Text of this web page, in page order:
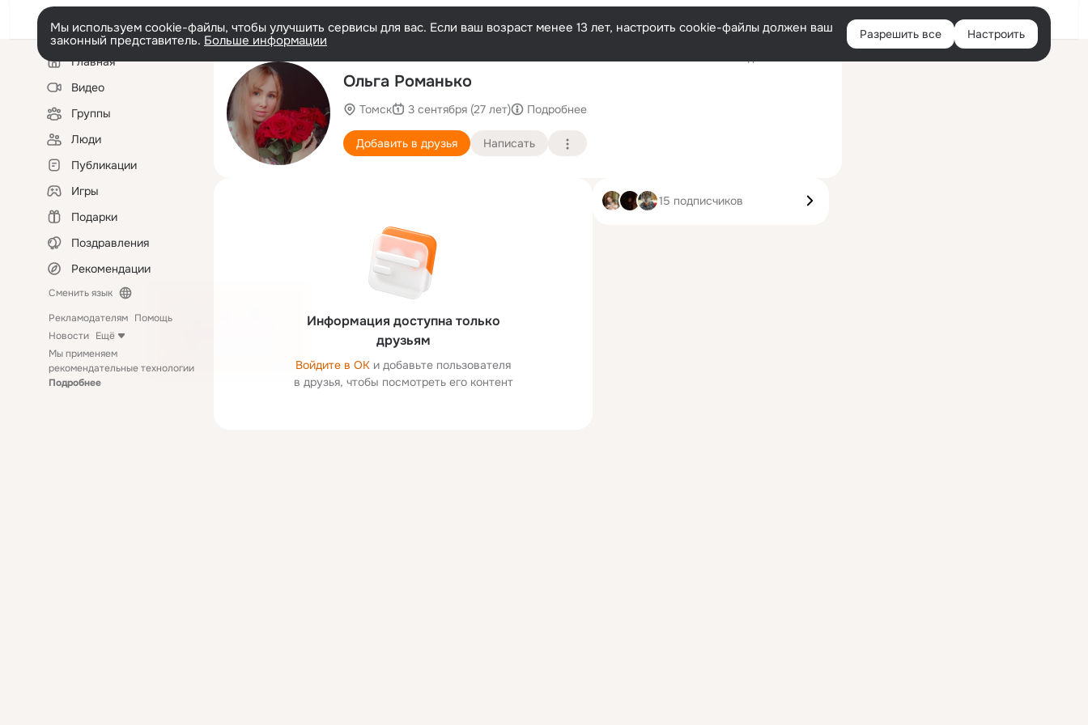
Войти
Мы используем cookie-файлы, чтобы улучшить сервисы для вас. Если ваш возраст менее 13 лет, настроить cookie-файлы должен ваш
законный представитель. Больше информации Разрешить все Настроить
Левая
колонкаГлавная
Видео
Группы
Люди
Публикации
Игры
Подарки
Поздравления
Рекомендации
Сменить язык
Рекламодателям Помощь
Новости Ещё
Мы применяем
рекомендательные технологии
Подробнее
Ольга Романько
Томск 3 сентября (27 лет) Подробнее
Добавить в друзья Написать
Информация доступна только
друзьям
Войдите в ОК и добавьте пользователя
в друзья, чтобы посмотреть его контент
15 подписчиков